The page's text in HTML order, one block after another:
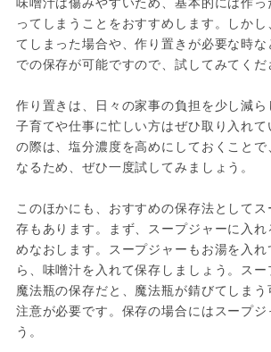
ってしまうことをおすすめします。しか
てしまった場合や、作り置きが必要な時
での保存が可能ですので、試してみてくだ
作り置きは、日々の家事の負担を少し減ら
子育てや仕事に忙しい方はぜひ取り入れ
の際は、塩分濃度を高めにしておくことで
なるため、ぜひ一度試してみましょう。
このほかにも、おすすめの保存法として
存もあります。まず、スープジャーに入
めなおします。スープジャーもお湯を入
ら、味噌汁を入れて保存しましょう。スー
魔法瓶の保存だと、魔法瓶が錆びてしま
注意が必要です。保存の場合にはスープジ
う。